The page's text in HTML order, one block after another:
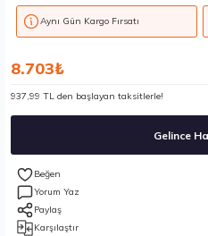
Aynı Gün Kargo Fırsatı
8.703₺
937,99 TL den başlayan taksitlerle!
Gelince
Yorum Yaz
Paylaş
Karşılaştır